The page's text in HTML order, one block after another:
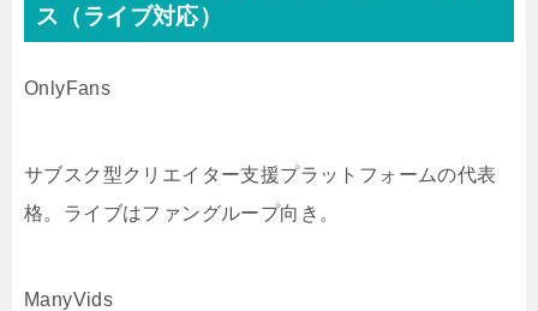
ス（ライブ対応）
OnlyFans
サブスク型クリエイター支援プラットフォームの代表
格。ライブはファングループ向き。
ManyVids